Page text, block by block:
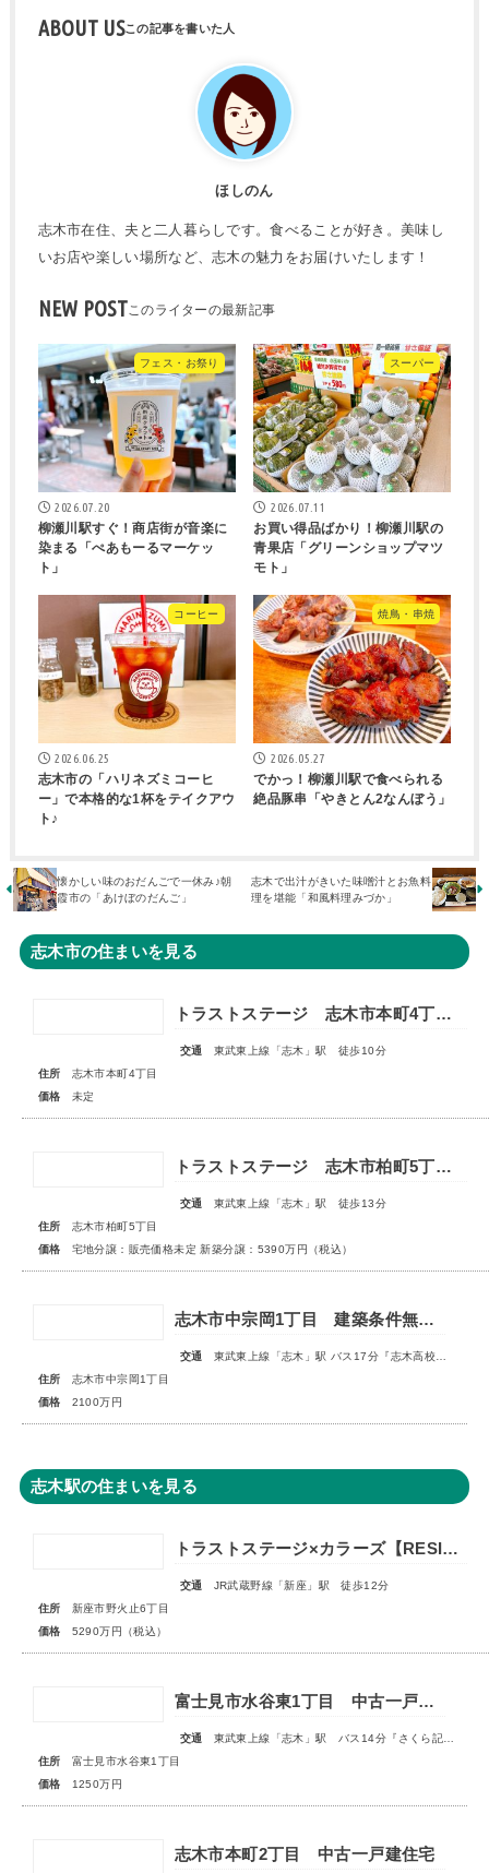
ABOUT US
ほしのん
志木市在住、夫と二人暮らしです。食べることが好き。美味し
いお店や楽しい場所など、志木の魅力をお届けいたします！
NEW POST
フェス・お祭り
2026.07.20
柳瀬川駅すぐ！商店街が音楽に
染まる「ぺあもーるマーケッ
ト」
スーパー
2026.07.11
お買い得品ばかり！柳瀬川駅の
青果店「グリーンショップマツ
モト」
コーヒー
2026.06.25
志木市の「ハリネズミコーヒ
ー」で本格的な1杯をテイクアウ
ト♪
焼鳥・串焼
2026.05.27
でかっ！柳瀬川駅で食べられる
絶品豚串「やきとん2なんぼう」
懐かしい味のおだんごで一休み♪朝
霞市の「あけぼのだんご」
志木で出汁がきいた味噌汁とお魚料
理を堪能「和風料理みづか」
志木市の住まいを見る
トラストステージ 志木市本町4丁目17期 全7区画■第一期分譲 販売予告■
交通
東武東上線「志木」駅 徒歩10分
住所
志木市本町4丁目
価格
未定
トラストステージ 志木市柏町5丁目32期 全4区画◆第1期分譲 宅地分譲 販売予告◆◆第2期分譲 新築分譲住宅 販売開始◆
交通
東武東上線「志木」駅 徒歩13分
住所
志木市柏町5丁目
価格
宅地分譲：販売価格未定 新築分譲：5390万円（税込）
志木市中宗岡1丁目 建築条件無売地 全1区画
交通
東武東上線「志木」駅 バス17分『志木高校入口』停 徒歩5分
住所
志木市中宗岡1丁目
価格
2100万円
志木駅の住まいを見る
トラストステージ×カラーズ【RESIDENCE】新座市野火止6丁目53期 ★限定1棟 販売開始★
交通
JR武蔵野線「新座」駅 徒歩12分
住所
新座市野火止6丁目
価格
5290万円（税込）
富士見市水谷東1丁目 中古一戸建住宅
交通
東武東上線「志木」駅 バス14分『さくら記念病院前』停歩2分
住所
富士見市水谷東1丁目
価格
1250万円
志木市本町2丁目 中古一戸建住宅